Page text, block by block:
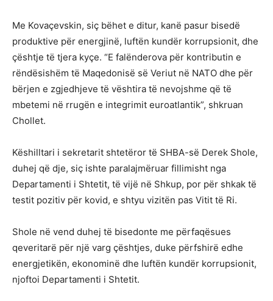
Me Kovaçevskin, siç bëhet e ditur, kanë pasur bisedë
produktive për energjinë, luftën kundër korrupsionit, dhe
çështje të tjera kyçe. “E falënderova për kontributin e
rëndësishëm të Maqedonisë së Veriut në NATO dhe për
bërjen e zgjedhjeve të vështira të nevojshme që të
mbetemi në rrugën e integrimit euroatlantik”, shkruan
Chollet.
Këshilltari i sekretarit shtetëror të SHBA-së Derek Shole,
duhej që dje, siç ishte paralajmëruar fillimisht nga
Departamenti i Shtetit, të vijë në Shkup, por për shkak të
testit pozitiv për kovid, e shtyu vizitën pas Vitit të Ri.
Shole në vend duhej të bisedonte me përfaqësues
qeveritarë për një varg çështjes, duke përfshirë edhe
energjetikën, ekonominë dhe luftën kundër korrupsionit,
njoftoi Departamenti i Shtetit.